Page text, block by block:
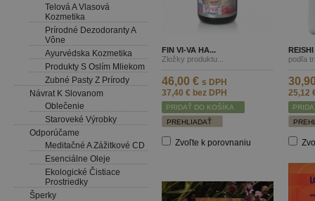
Telová A Vlasová
Kozmetika
Prírodné Dezodoranty A
Vône
Ayurvédska Kozmetika
Produkty S Oslím Mliekom
Zubné Pasty Z Prírody
Návrat K Slovanom
Oblečenie
Staroveké Výrobky
Odporúčame
Meditačné A Zážitkové CD
Esenciálne Oleje
Ekologické Čistiace
Prostriedky
Šperky
FIN VI-VA HA...
Zložky produktu...
46,00 € s DPH
37,40 € bez DPH
PRIDAŤ DO KOŠÍKA
PREHLIADAŤ
Zvoľte k porovnaniu
podľa
25,12